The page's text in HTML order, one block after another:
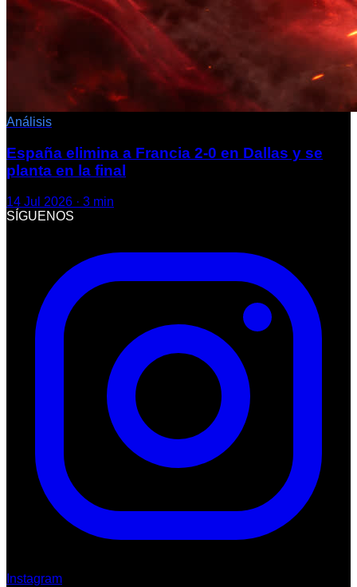
Análisis
España elimina a Francia 2-0 en Dallas y se
planta en la final
14 Jul 2026 · 3 min
SÍGUENOS
Instagram